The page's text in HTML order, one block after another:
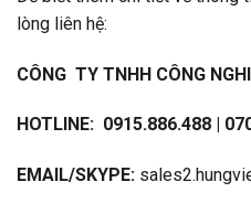
lòng liên hệ:
CÔNG TY TNHH CÔNG
HOTLINE: 0915.886.488
EMAIL/SKYPE: